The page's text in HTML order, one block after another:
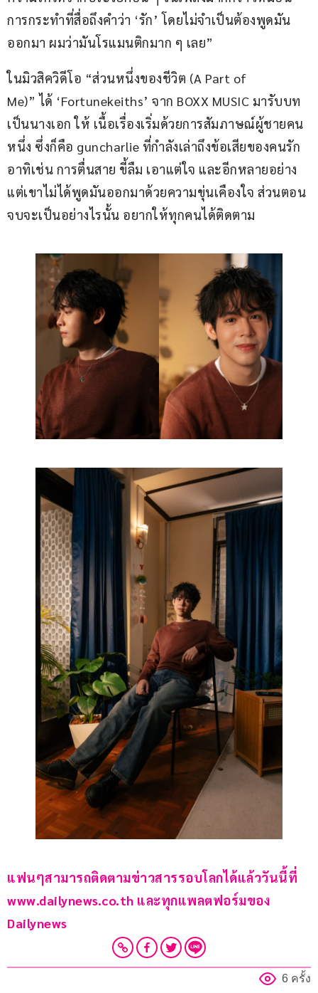
การกระทำที่สื่อถึงคำว่า ‘รัก’ โดยไม่จำเป็นต้องพูดมัน
ออกมา ผมว่ามันโรแมนติกมาก ๆ เลย”
ในมิวสิควิดีโอ “ส่วนหนึ่งของชีวิต (A Part of
Me)” ได้ ‘Fortunekeiths’ จาก BOXX MUSIC มารับบท
เป็นนางเอก ให้ เนื้อเรื่องเริ่มด้วยการสัมภาษณ์ผู้ชายคน
หนึ่ง ซึ่งก็คือ guncharlie ที่กำลังเล่าถึงข้อเสียของคนรัก
อาทิเช่น การตื่นสาย ขี้ลืม เอาแต่ใจ และอีกหลายอย่าง
แต่เขาไม่ได้พูดมันออกมาด้วยความขุ่นเคืองใจ ส่วนตอน
จบจะเป็นอย่างไรนั้น อยากให้ทุกคนได้ติดตาม
แฟนๆสามารถติดตามข่าวสารรอบโลกได้แล้ววันนี้ที่
www.dailynews.co.th และทุกแพลตฟอร์มของ
Dailynews
6 ครั้ง